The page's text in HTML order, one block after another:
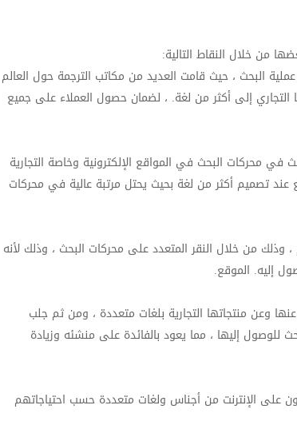
من خلال النقاط التالية:
البحث ، حيث قامت العديد من مكاتب الترجمة حول العالم
إلى أكثر من لغة. ، لضمان حصول العملاء على جميع
في محركات البحث في المواقع الإلكترونية وخاصة التجارية
تصميم أكثر من لغة بحيث يحتل مرتبة عالية في محركات
من خلال النقر المتعدد على محركات البحث ، وذلك لأنه
إليه. الموقع.
وعن منتجاتها التجارية بلغات متعددة ، ومن ثم جلب
للوصول إليها ، مما يعود بالفائدة على منشئه وزيادة
على الإنترنت من أجناس ولغات متعددة حسب احتياجاتهم